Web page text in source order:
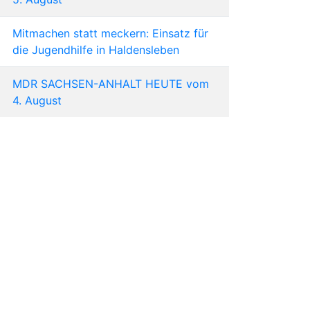
Mitmachen statt meckern: Einsatz für
die Jugendhilfe in Haldensleben
MDR SACHSEN-ANHALT HEUTE vom
4. August